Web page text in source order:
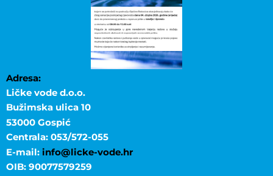
Adresa:
Ličke vode d.o.o.
Bužimska ulica 10
53000 Gospić
Centrala: 053/572-055
E-mail: info@licke-vode.hr
OIB: 90077579259